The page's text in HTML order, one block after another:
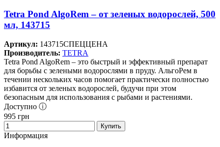
Tetra Pond AlgoRem – от зеленых водорослей, 500
мл, 143715
Артикул: 143715СПЕЦЦЕНА
Производитель: TETRA
Tetra Pond AlgoRem – это быстрый и эффективный препарат
для борьбы с зелеными водорослями в пруду. АльгоРем в
течении нескольких часов помогает практически полностью
избавится от зеленых водорослей, будучи при этом
безопасным для использования с рыбами и растениями.
Доступно ⓘ
995 грн
Купить
Информация